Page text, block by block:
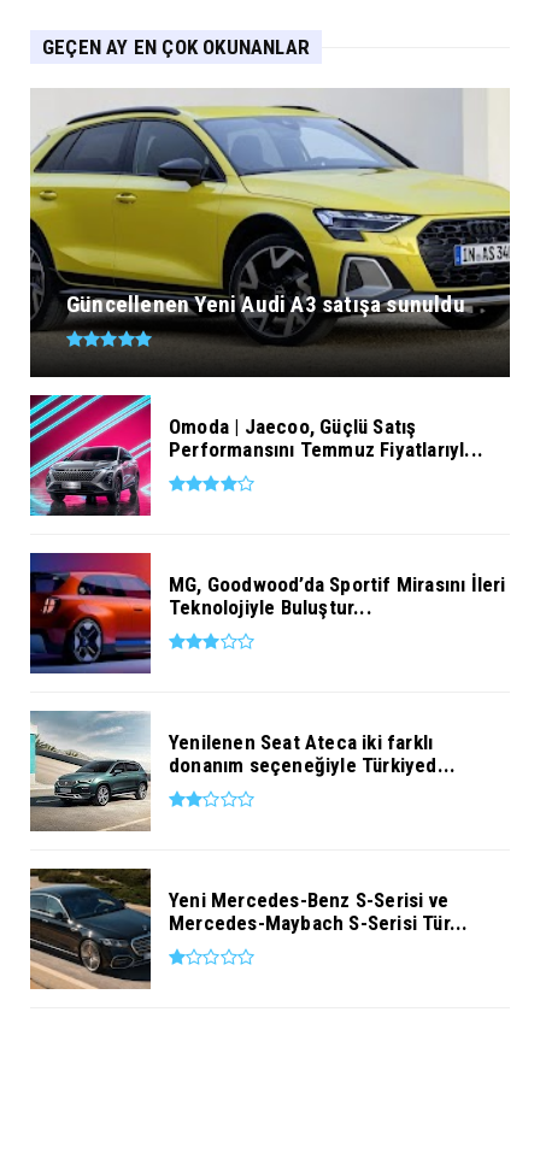
GEÇEN AY EN ÇOK OKUNANLAR
Güncellenen Yeni Audi A3 satışa sunuldu
Omoda | Jaecoo, Güçlü Satış
Performansını Temmuz Fiyatlarıyl...
MG, Goodwood’da Sportif Mirasını İleri
Teknolojiyle Buluştur...
Yenilenen Seat Ateca iki farklı
donanım seçeneğiyle Türkiyed...
Yeni Mercedes-Benz S-Serisi ve
Mercedes-Maybach S-Serisi Tür...